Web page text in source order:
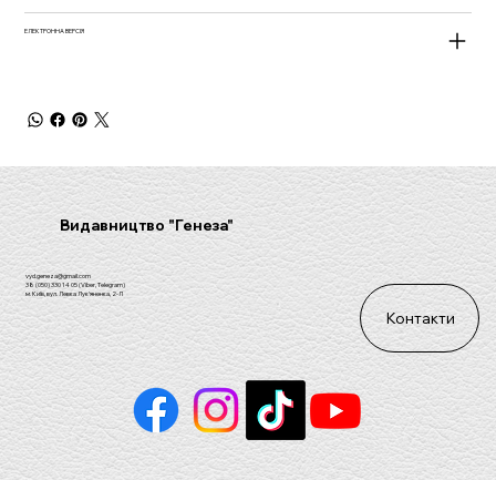
ЕЛЕКТРОННА ВЕРСІЯ
Видавництво "Генеза"
Контакти
vyd.geneza@gmail.com
38 (050) 330 14 05 (Viber, Telegram)
м. Київ, вул. Левка Лук'яненка, 2-Л